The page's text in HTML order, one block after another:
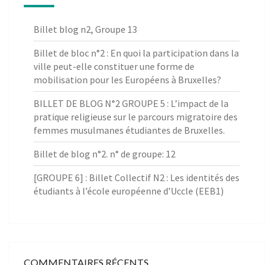
Billet blog n2, Groupe 13
Billet de bloc n°2 : En quoi la participation dans la
ville peut-elle constituer une forme de
mobilisation pour les Européens à Bruxelles?
BILLET DE BLOG N°2 GROUPE 5 : L’impact de la
pratique religieuse sur le parcours migratoire des
femmes musulmanes étudiantes de Bruxelles.
Billet de blog n°2. n° de groupe: 12
[GROUPE 6] : Billet Collectif N2 : Les identités des
étudiants à l’école européenne d’Uccle (EEB1)
COMMENTAIRES RÉCENTS